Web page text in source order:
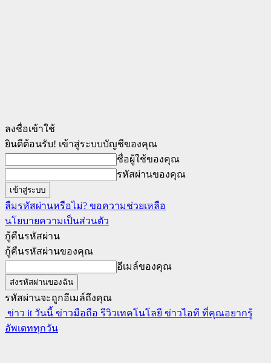
ลงชื่อเข้าใช้
ยินดีต้อนรับ! เข้าสู่ระบบบัญชีของคุณ
ชื่อผู้ใช้ของคุณ
รหัสผ่านของคุณ
ลืมรหัสผ่านหรือไม่? ขอความช่วยเหลือ
นโยบายความเป็นส่วนตัว
กู้คืนรหัสผ่าน
กู้คืนรหัสผ่านของคุณ
อีเมล์ของคุณ
รหัสผ่านจะถูกอีเมล์ถึงคุณ
ข่าว it วันนี้ ข่าวมือถือ รีวิวเทคโนโลยี ข่าวไอที ที่คุณอยากรู้
อัพเดททุกวัน